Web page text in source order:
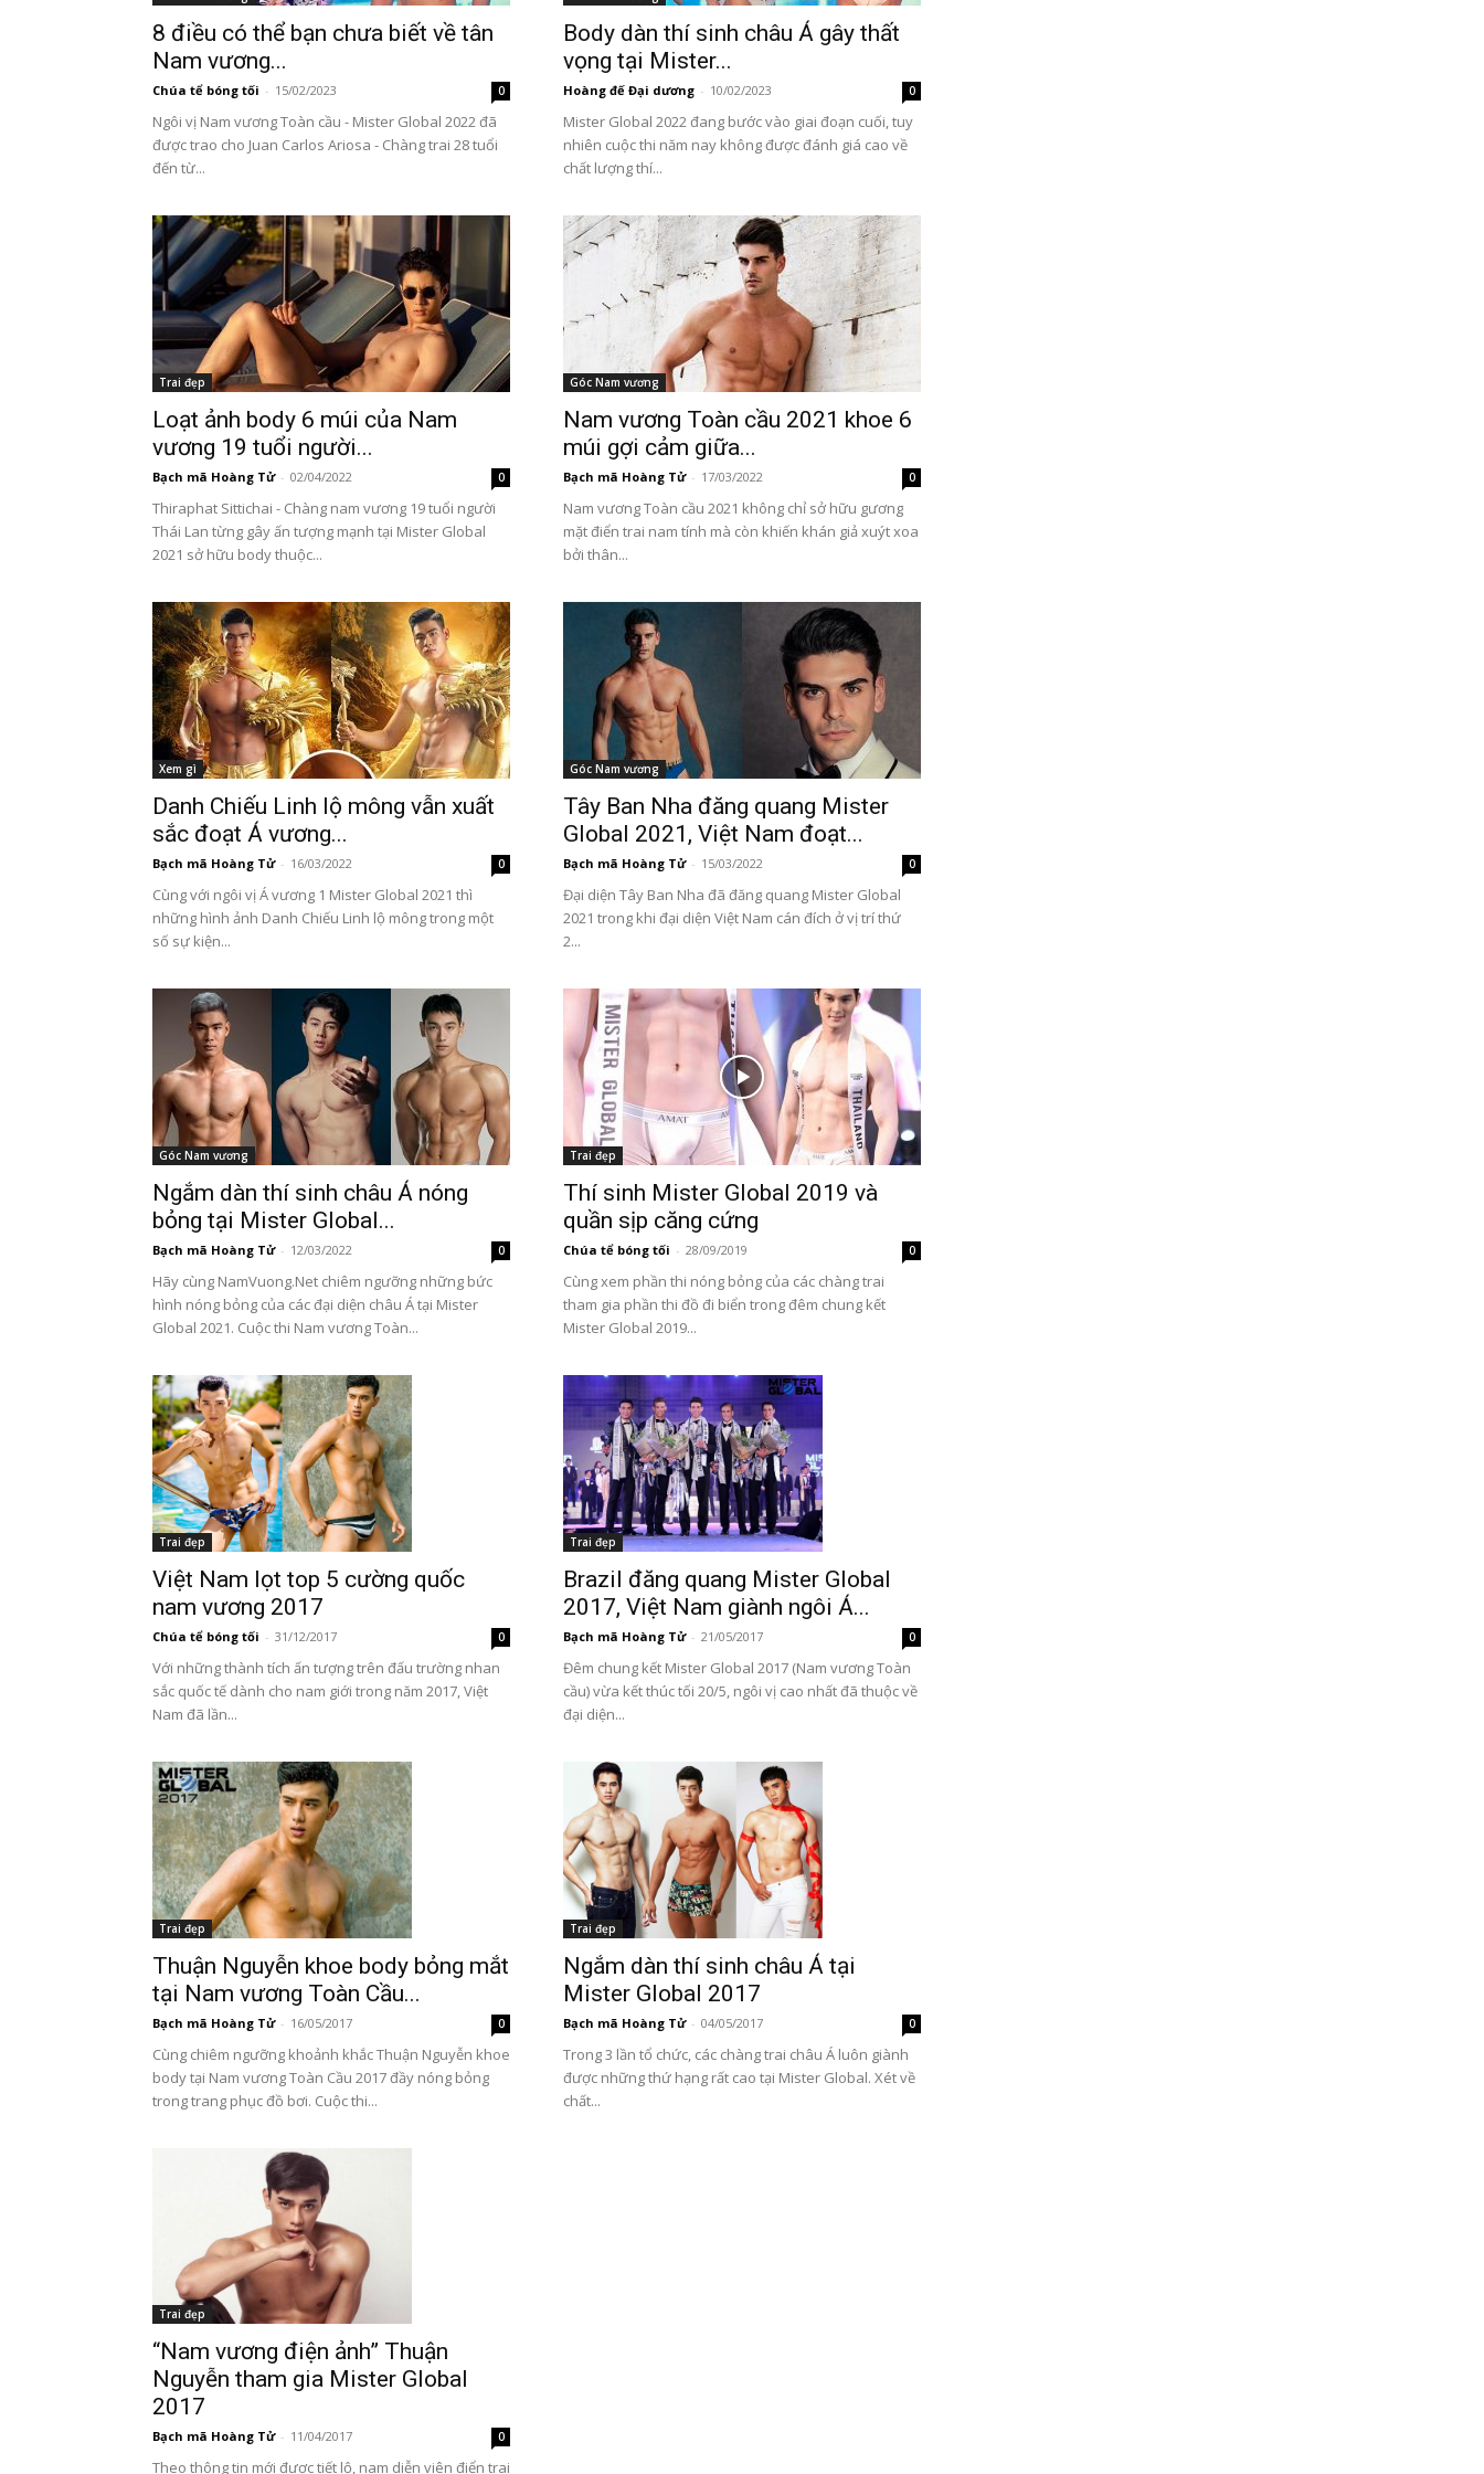
8 điều có thể bạn chưa biết về tân
Nam vương...
Chúa tể bóng tối - 15/02/2023 0
Ngôi vị Nam vương Toàn cầu - Mister Global 2022 đã
được trao cho Juan Carlos Ariosa - Chàng trai 28 tuổi
đến từ...
Body dàn thí sinh châu Á gây thất
vọng tại Mister...
Hoàng đế Đại dương - 10/02/2023 0
Mister Global 2022 đang bước vào giai đoạn cuối, tuy
nhiên cuộc thi năm nay không được đánh giá cao về
chất lượng thí...
Trai đẹp
Loạt ảnh body 6 múi của Nam
vương 19 tuổi người...
Bạch mã Hoàng Tử - 02/04/2022 0
Thiraphat Sittichai - Chàng nam vương 19 tuổi người
Thái Lan từng gây ấn tượng mạnh tại Mister Global
2021 sở hữu body thuộc...
Góc Nam vương
Nam vương Toàn cầu 2021 khoe 6
múi gợi cảm giữa...
Bạch mã Hoàng Tử - 17/03/2022 0
Nam vương Toàn cầu 2021 không chỉ sở hữu gương
mặt điển trai nam tính mà còn khiến khán giả xuýt xoa
bởi thân...
Xem gì
Danh Chiếu Linh lộ mông vẫn xuất
sắc đoạt Á vương...
Bạch mã Hoàng Tử - 16/03/2022 0
Cùng với ngôi vị Á vương 1 Mister Global 2021 thì
những hình ảnh Danh Chiếu Linh lộ mông trong một
số sự kiện...
Góc Nam vương
Tây Ban Nha đăng quang Mister
Global 2021, Việt Nam đoạt...
Bạch mã Hoàng Tử - 15/03/2022 0
Đại diện Tây Ban Nha đã đăng quang Mister Global
2021 trong khi đại diện Việt Nam cán đích ở vị trí thứ
2...
Góc Nam vương
Ngắm dàn thí sinh châu Á nóng
bỏng tại Mister Global...
Bạch mã Hoàng Tử - 12/03/2022 0
Hãy cùng NamVuong.Net chiêm ngưỡng những bức
hình nóng bỏng của các đại diện châu Á tại Mister
Global 2021. Cuộc thi Nam vương Toàn...
Trai đẹp
Thí sinh Mister Global 2019 và
quần sịp căng cứng
Chúa tể bóng tối - 28/09/2019 0
Cùng xem phần thi nóng bỏng của các chàng trai
tham gia phần thi đồ đi biển trong đêm chung kết
Mister Global 2019...
Trai đẹp
Việt Nam lọt top 5 cường quốc
nam vương 2017
Chúa tể bóng tối - 31/12/2017 0
Với những thành tích ấn tượng trên đấu trường nhan
sắc quốc tế dành cho nam giới trong năm 2017, Việt
Nam đã lần...
Trai đẹp
Brazil đăng quang Mister Global
2017, Việt Nam giành ngôi Á...
Bạch mã Hoàng Tử - 21/05/2017 0
Đêm chung kết Mister Global 2017 (Nam vương Toàn
cầu) vừa kết thúc tối 20/5, ngôi vị cao nhất đã thuộc về
đại diện...
Trai đẹp
Thuận Nguyễn khoe body bỏng mắt
tại Nam vương Toàn Cầu...
Bạch mã Hoàng Tử - 16/05/2017 0
Cùng chiêm ngưỡng khoảnh khắc Thuận Nguyễn khoe
body tại Nam vương Toàn Cầu 2017 đầy nóng bỏng
trong trang phục đồ bơi. Cuộc thi...
Trai đẹp
Ngắm dàn thí sinh châu Á tại
Mister Global 2017
Bạch mã Hoàng Tử - 04/05/2017 0
Trong 3 lần tổ chức, các chàng trai châu Á luôn giành
được những thứ hạng rất cao tại Mister Global. Xét về
chất...
Trai đẹp
“Nam vương điện ảnh” Thuận
Nguyễn tham gia Mister Global
2017
Bạch mã Hoàng Tử - 11/04/2017 0
Theo thông tin mới được tiết lộ, nam diễn viên điển trai